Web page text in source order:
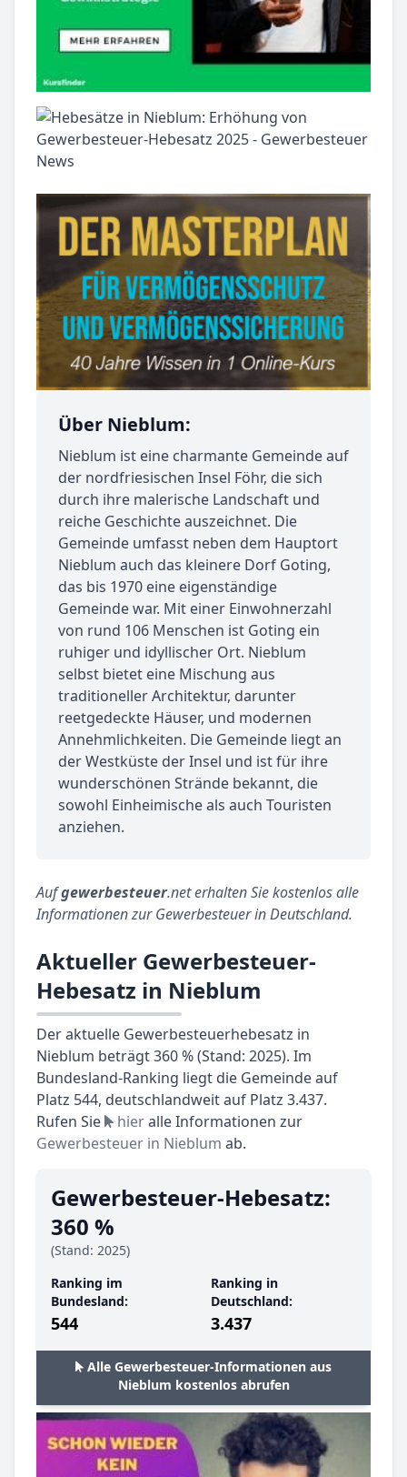
Über Nieblum:
Nieblum ist eine charmante Gemeinde auf
der nordfriesischen Insel Föhr, die sich
durch ihre malerische Landschaft und
reiche Geschichte auszeichnet. Die
Gemeinde umfasst neben dem Hauptort
Nieblum auch das kleinere Dorf Goting,
das bis 1970 eine eigenständige
Gemeinde war. Mit einer Einwohnerzahl
von rund 106 Menschen ist Goting ein
ruhiger und idyllischer Ort. Nieblum
selbst bietet eine Mischung aus
traditioneller Architektur, darunter
reetgedeckte Häuser, und modernen
Annehmlichkeiten. Die Gemeinde liegt an
der Westküste der Insel und ist für ihre
wunderschönen Strände bekannt, die
sowohl Einheimische als auch Touristen
anziehen.
Aufgewerbesteuer.net erhalten Sie kostenlos alle
Informationen zur Gewerbesteuer in Deutschland.
Aktueller Gewerbesteuer-
Hebesatz in Nieblum
Der aktuelle Gewerbesteuerhebesatz in
Nieblum beträgt 360 % (Stand: 2025). Im
Bundesland-Ranking liegt die Gemeinde auf
Platz 544, deutschlandweit auf Platz 3.437.
Rufen Sie
hieralle Informationen zur
Gewerbesteuer in Nieblum ab.
Gewerbesteuer-Hebesatz:
360 %
(Stand: 2025)
Ranking im
Bundesland:
544
Ranking in
Deutschland:
3.437
Alle Gewerbesteuer-Informationen aus
Nieblum kostenlos abrufen